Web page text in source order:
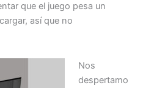
que el juego pesa un
así que no
Nos
despertamo